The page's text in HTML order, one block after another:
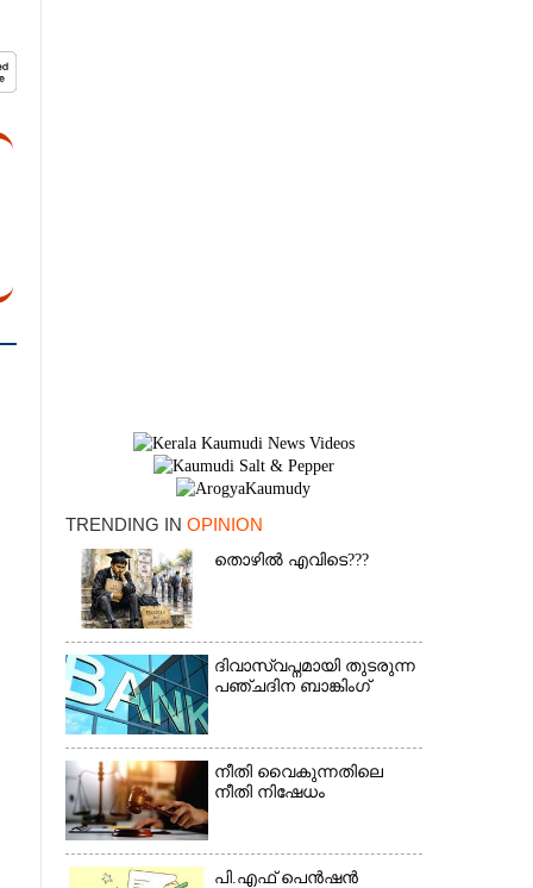
TRENDING IN OPINION
തൊഴിൽ എവിടെ???
ദിവാസ്വപ്നമായി തുടരുന്ന
പഞ്ചദിന ബാങ്കിംഗ്
നീതി വൈകുന്നതിലെ
നീതി നിഷേധം
പി.എഫ് പെൻഷൻ
×